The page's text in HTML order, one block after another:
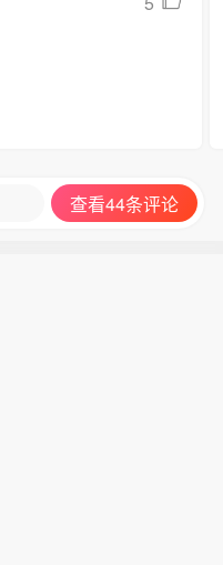
查看44条评论